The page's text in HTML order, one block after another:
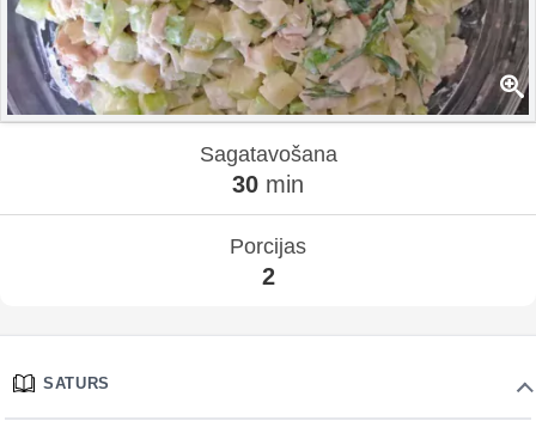
Sagatavošana
30 min
Porcijas
2
SATURS